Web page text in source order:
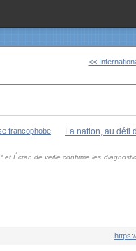
<<
La nation, au défi
et Écran de veille confirme les